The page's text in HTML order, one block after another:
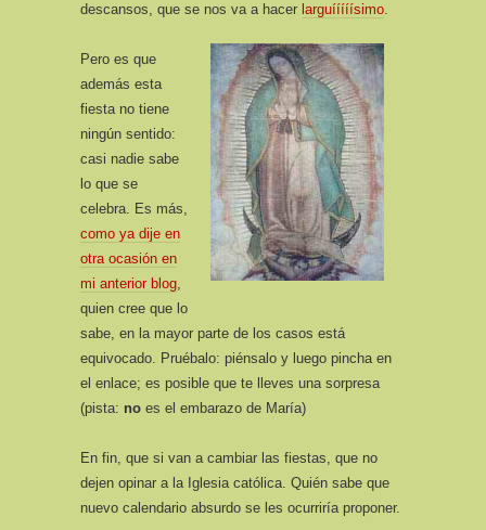
descansos, que se nos va a hacer larguííííísimo.
Pero es que
además esta
fiesta no tiene
ningún sentido:
casi nadie sabe
lo que se
celebra. Es más,
como ya dije en
otra ocasión en
mi anterior blog,
quien cree que lo
sabe, en la mayor parte de los casos está
equivocado. Pruébalo: piénsalo y luego pincha en
el enlace; es posible que te lleves una sorpresa
(pista: no es el embarazo de María)
En fin, que si van a cambiar las fiestas, que no
dejen opinar a la Iglesia católica. Quién sabe que
nuevo calendario absurdo se les ocurriría proponer.